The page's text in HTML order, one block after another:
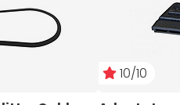
10/10